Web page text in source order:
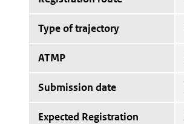
Type of trajectory
ATMP
Submission date
Expected Registration